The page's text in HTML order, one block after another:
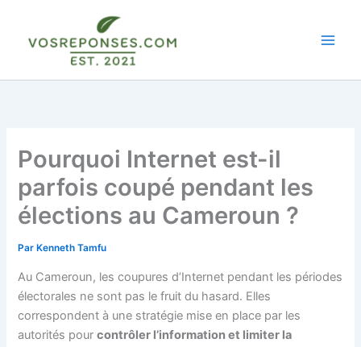
contenu
Pourquoi Internet est-il
parfois coupé pendant les
élections au Cameroun ?
Par Kenneth Tamfu
Au Cameroun, les coupures d’Internet pendant les périodes
électorales ne sont pas le fruit du hasard. Elles
correspondent à une stratégie mise en place par les
autorités pourcontrôler l’information et limiter la